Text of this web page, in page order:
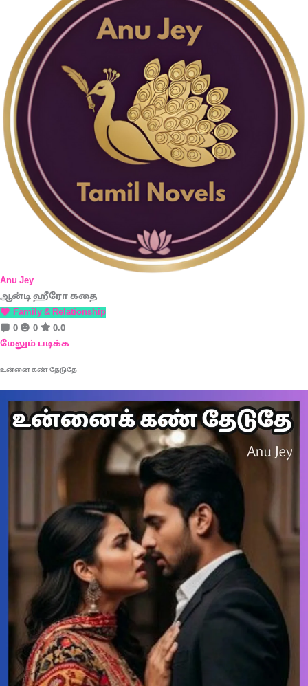
Anu Jey
ஆன்டி ஹீரோ கதை
Family & Relationship
0
0
0.0
மேலும் படிக்க
உன்னை கண் தேடுதே